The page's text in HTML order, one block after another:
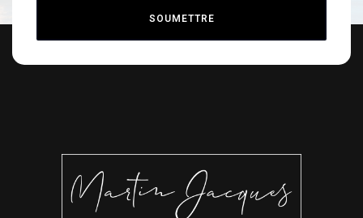
SOUMETTRE